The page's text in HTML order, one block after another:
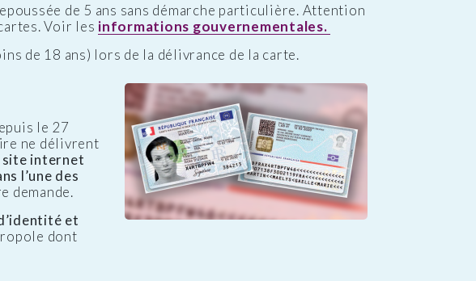
de 5 ans sans démarche particulière. Attention
Voir les informations gouvernementales.
de 18 ans) lors de la délivrance de la carte.
le 27
ne délivrent
site internet
l’une des
demande.
et
dont